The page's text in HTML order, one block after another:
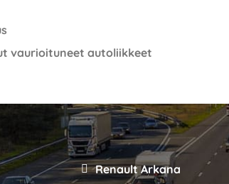
vaurioituneet autoliikkeet
Renault Arkana